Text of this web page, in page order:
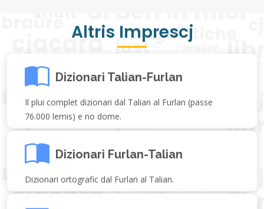
Altris Imprescj
Dizionari Talian-Furlan
Il plui complet dizionari dal Talian al Furlan (passe
76.000 lemis) e no dome.
Dizionari Furlan-Talian
Dizionari ortografic dal Furlan al Talian.